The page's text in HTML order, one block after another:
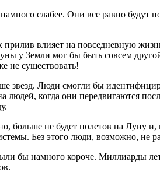
слабее. Они все равно будут
прилив влияет на повседневную
у Земли мог бы быть совсем
не существовать!
звезд. Люди смогли бы
когда они передвигаются
больше не будет полетов на Луну
Без этого люди, возможно, не
бы намного короче. Миллиарды